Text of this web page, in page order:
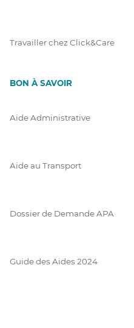
Travailler chez Click&Care
BON À SAVOIR
Aide Administrative
Aide au Transport
Dossier de Demande APA
Guide des Aides 2024